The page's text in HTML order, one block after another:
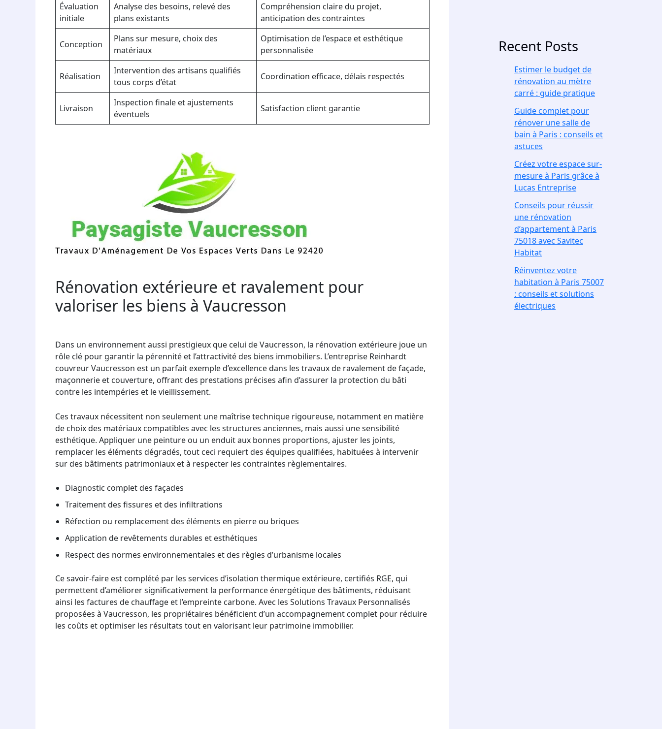
Évaluation
initiale
Analyse des besoins, relevé des
plans existants
Compréhension claire du projet,
anticipation des contraintes
Conception
Plans sur mesure, choix des
matériaux
Optimisation de l’espace et esthétique
personnalisée
Réalisation
Intervention des artisans qualifiés
tous corps d’état
Coordination efficace, délais respectés
Livraison
Inspection finale et ajustements
éventuels
Satisfaction client garantie
Rénovation extérieure et ravalement pour
valoriser les biens à Vaucresson
Dans un environnement aussi prestigieux que celui de Vaucresson, la rénovation extérieure joue un
rôle clé pour garantir la pérennité et l’attractivité des biens immobiliers. L’entreprise Reinhardt
couvreur Vaucresson est un parfait exemple d’excellence dans les travaux de ravalement de façade,
maçonnerie et couverture, offrant des prestations précises afin d’assurer la protection du bâti
contre les intempéries et le vieillissement.
Ces travaux nécessitent non seulement une maîtrise technique rigoureuse, notamment en matière
de choix des matériaux compatibles avec les structures anciennes, mais aussi une sensibilité
esthétique. Appliquer une peinture ou un enduit aux bonnes proportions, ajuster les joints,
remplacer les éléments dégradés, tout ceci requiert des équipes qualifiées, habituées à intervenir
sur des bâtiments patrimoniaux et à respecter les contraintes règlementaires.
Diagnostic complet des façades
Traitement des fissures et des infiltrations
Réfection ou remplacement des éléments en pierre ou briques
Application de revêtements durables et esthétiques
Respect des normes environnementales et des règles d’urbanisme locales
Ce savoir-faire est complété par les services d’isolation thermique extérieure, certifiés RGE, qui
permettent d’améliorer significativement la performance énergétique des bâtiments, réduisant
ainsi les factures de chauffage et l’empreinte carbone. Avec les Solutions Travaux Personnalisés
proposées à Vaucresson, les propriétaires bénéficient d’un accompagnement complet pour réduire
les coûts et optimiser les résultats tout en valorisant leur patrimoine immobilier.
Recent Posts
Estimer le budget de
rénovation au mètre
carré : guide pratique
Guide complet pour
rénover une salle de
bain à Paris : conseils et
astuces
Créez votre espace sur-
mesure à Paris grâce à
Lucas Entreprise
Conseils pour réussir
une rénovation
d’appartement à Paris
75018 avec Savitec
Habitat
Réinventez votre
habitation à Paris 75007
: conseils et solutions
électriques